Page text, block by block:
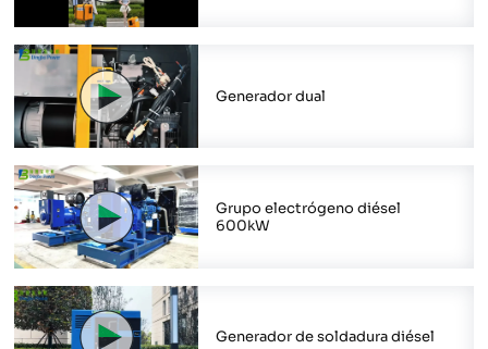
Generador dual
Grupo electrógeno diésel
600kW
Generador de soldadura diésel